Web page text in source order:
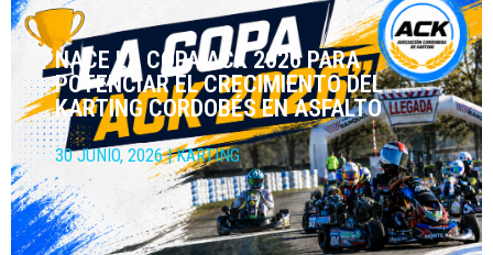
NACE LA COPA ACK 2026 PARA
POTENCIAR EL CRECIMIENTO DEL
KARTING CORDOBÉS EN ASFALTO
30 JUNIO, 2026 | KARTING